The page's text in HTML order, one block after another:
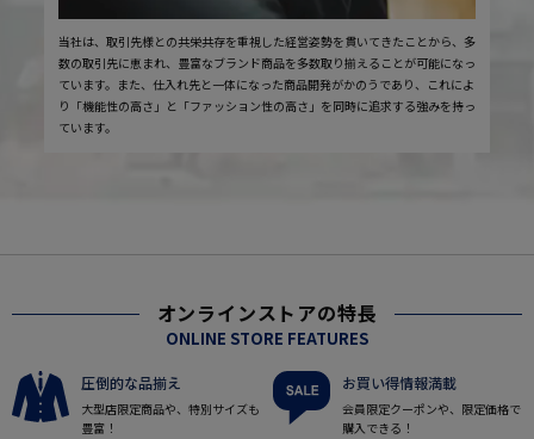
当社は、取引先様との共栄共存を重視した経営姿勢を貫いてきたことから、多
数の取引先に恵まれ、豊富なブランド商品を多数取り揃えることが可能になっ
ています。また、仕入れ先と一体になった商品開発がかのうであり、これによ
り「機能性の高さ」と「ファッション性の高さ」を同時に追求する強みを持っ
ています。
オンラインストアの特長
ONLINE STORE FEATURES
圧倒的な品揃え
大型店限定商品や、特別サイズも
豊富！
お買い得情報満載
会員限定クーポンや、限定価格で
購入できる！